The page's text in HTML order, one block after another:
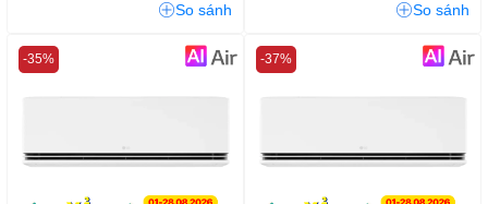
So sánh So sánh
-35% -37%